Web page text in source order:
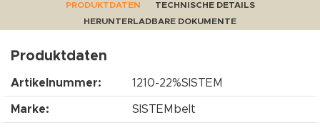
PRODUKTDATEN
TECHNISCHE DETAILS
HERUNTERLADBARE DOKUMENTE
Produktdaten
Artikelnummer: 1210-22%SISTEM
Marke: SISTEMbelt